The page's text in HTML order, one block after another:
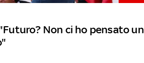
Non ci ho pensato un